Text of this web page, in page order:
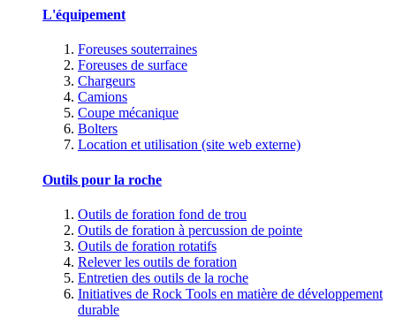
L'équipement
Foreuses souterraines
Foreuses de surface
Chargeurs
Camions
Coupe mécanique
Bolters
Location et utilisation (site web externe)
Outils pour la roche
Outils de foration fond de trou
Outils de foration à percussion de pointe
Outils de foration rotatifs
Relever les outils de foration
Entretien des outils de la roche
Initiatives de Rock Tools en matière de développement
durable